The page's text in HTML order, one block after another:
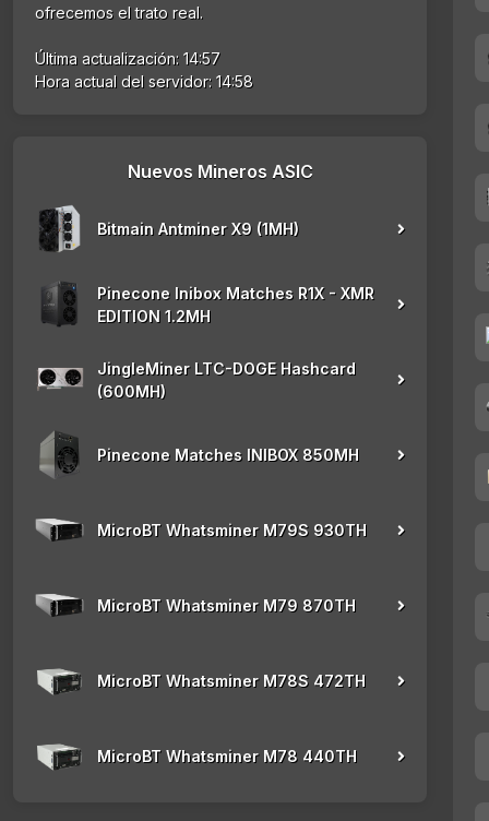
ofrecemos el trato real.
Última actualización: 14:57
Hora actual del servidor: 14:58
Nuevos Mineros ASIC
Bitmain Antminer X9 (1MH)
Pinecone Inibox Matches R1X - XMR
EDITION 1.2MH
JingleMiner LTC-DOGE Hashcard
(600MH)
Pinecone Matches INIBOX 850MH
MicroBT Whatsminer M79S 930TH
MicroBT Whatsminer M79 870TH
MicroBT Whatsminer M78S 472TH
MicroBT Whatsminer M78 440TH